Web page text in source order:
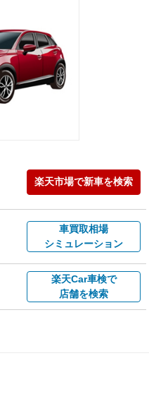
楽天市場で新車を検索
車買取相場
シミュレーション
楽天Car車検で
店舗を検索